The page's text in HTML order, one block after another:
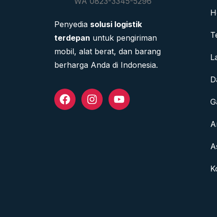
Penyedia solusi logistik
terdepan untuk pengiriman
mobil, alat berat, dan barang
berharga Anda di Indonesia.